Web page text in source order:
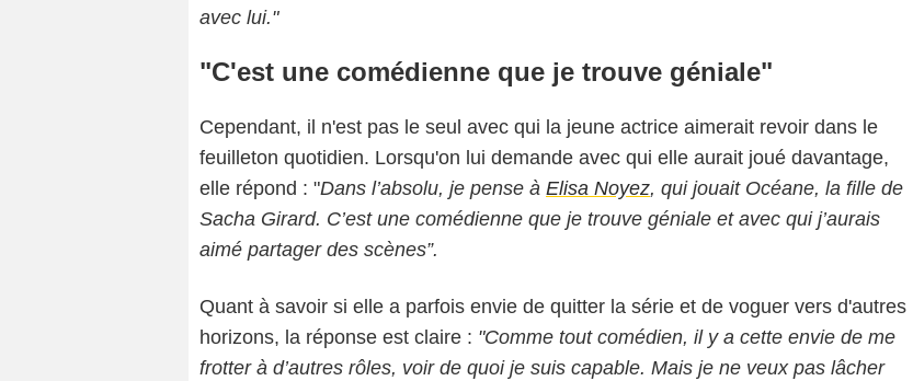
avec lui."
"C'est une comédienne que je trouve géniale"
Cependant, il n'est pas le seul avec qui la jeune actrice aimerait revoir dans le
feuilleton quotidien. Lorsqu'on lui demande avec qui elle aurait joué davantage,
elle répond : "Dans l’absolu, je pense à Elisa Noyez, qui jouait Océane, la fille de
Sacha Girard. C’est une comédienne que je trouve géniale et avec qui j’aurais
aimé partager des scènes”.
Quant à savoir si elle a parfois envie de quitter la série et de voguer vers d'autres
horizons, la réponse est claire : "Comme tout comédien, il y a cette envie de me
frotter à d’autres rôles, voir de quoi je suis capable. Mais je ne veux pas lâcher